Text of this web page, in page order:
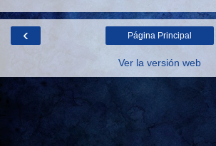
‹ Página Principal
Ver la versión web